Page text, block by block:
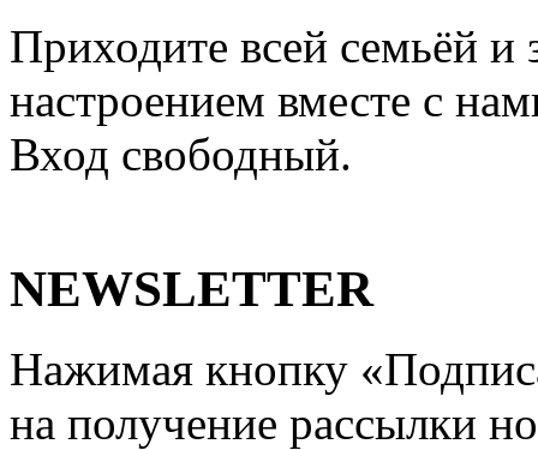
Приходите всей семьёй и
настроением вместе с
Вход свободный.
NEWSLETTER
Нажимая кнопку
на получение рассылки